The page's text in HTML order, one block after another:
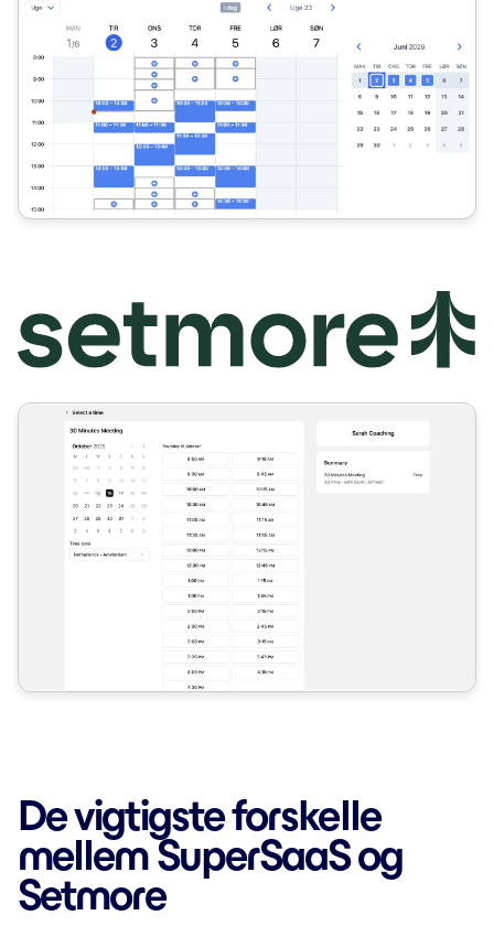
De vigtigste forskelle
mellem SuperSaaS og
Setmore